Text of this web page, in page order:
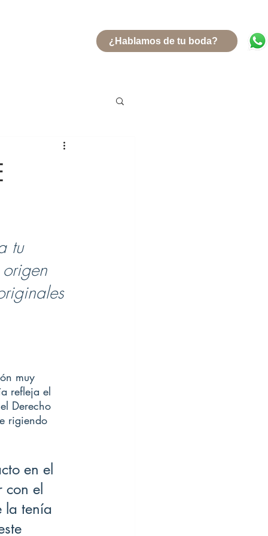
¿Hablamos de tu boda?
tu
muy
refleja el
Derecho
rigiendo
en el
el
la tenía